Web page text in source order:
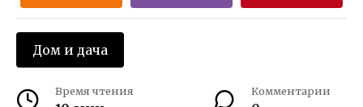
Дом и дача
Время чтения Комментарии